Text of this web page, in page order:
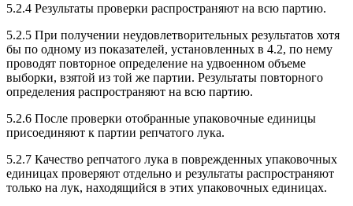
5.2.4 Результаты проверки распространяют на всю партию.
5.2.5 При получении неудовлетворительных результатов хотя
бы по одному из показателей, установленных в 4.2, по нему
проводят повторное определение на удвоенном объеме
выборки, взятой из той же партии. Результаты повторного
определения распространяют на всю партию.
5.2.6 После проверки отобранные упаковочные единицы
присоединяют к партии репчатого лука.
5.2.7 Качество репчатого лука в поврежденных упаковочных
единицах проверяют отдельно и результаты распространяют
только на лук, находящийся в этих упаковочных единицах.